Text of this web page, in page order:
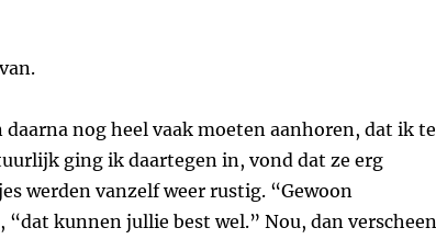
daarna nog heel vaak moeten aanhoren, dat ik te
ging ik daartegen in, vond dat ze erg
werden vanzelf weer rustig. “Gewoon
kunnen jullie best wel.” Nou, dan verscheen